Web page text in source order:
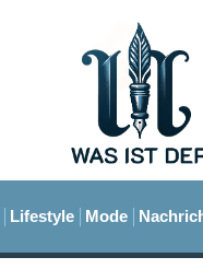
Lifestyle Mode